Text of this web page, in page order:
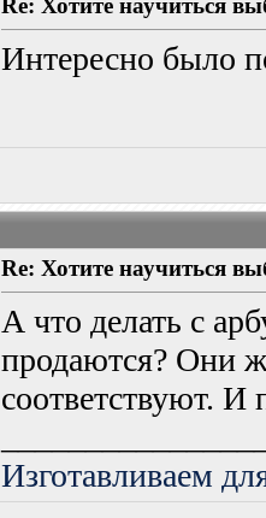
Re: Хотите научиться
Интересно было
Re: Хотите научиться
А что делать с
продаются? Они
соответствуют. И
Изготавливаем